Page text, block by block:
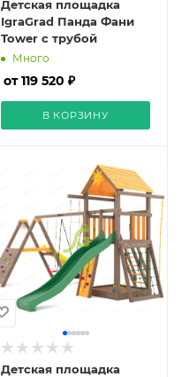
Детская площадка
IgraGrad Панда Фани
Tower с трубой
Много
от 119 520 ₽
В КОРЗИНУ
Детская площадка